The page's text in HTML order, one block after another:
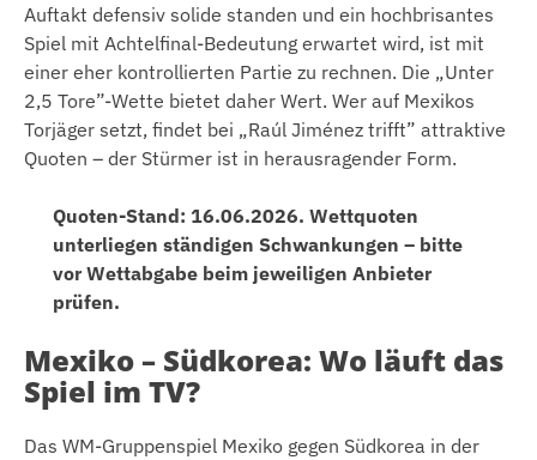
Auftakt defensiv solide standen und ein hochbrisantes
Spiel mit Achtelfinal-Bedeutung erwartet wird, ist mit
einer eher kontrollierten Partie zu rechnen. Die „Unter
2,5 Tore”-Wette bietet daher Wert. Wer auf Mexikos
Torjäger setzt, findet bei „Raúl Jiménez trifft” attraktive
Quoten – der Stürmer ist in herausragender Form.
Quoten-Stand: 16.06.2026. Wettquoten
unterliegen ständigen Schwankungen – bitte
vor Wettabgabe beim jeweiligen Anbieter
prüfen.
Mexiko – Südkorea: Wo läuft das
Spiel im TV?
Das WM-Gruppenspiel Mexiko gegen Südkorea in der